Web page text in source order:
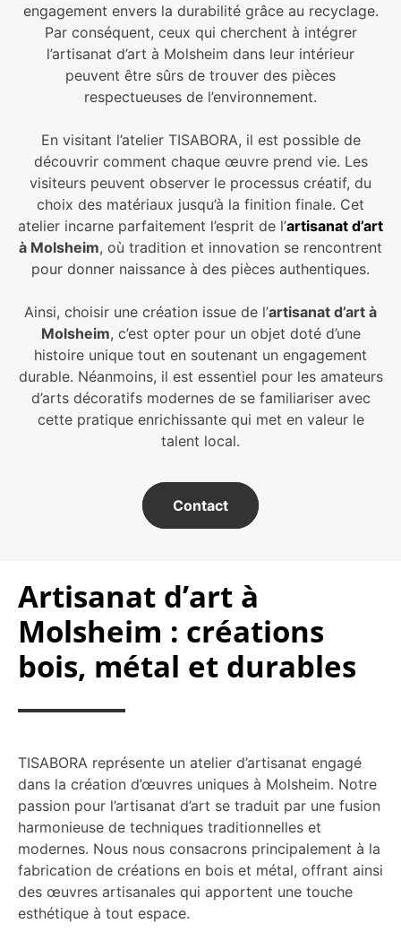
engagement envers la durabilité grâce au recyclage.
Par conséquent, ceux qui cherchent à intégrer
l’artisanat d’art à Molsheim dans leur intérieur
peuvent être sûrs de trouver des pièces
respectueuses de l’environnement.
En visitant l’atelier TISABORA, il est possible de
découvrir comment chaque œuvre prend vie. Les
visiteurs peuvent observer le processus créatif, du
choix des matériaux jusqu’à la finition finale. Cet
atelier incarne parfaitement l’esprit de l’artisanat d’art
à Molsheim, où tradition et innovation se rencontrent
pour donner naissance à des pièces authentiques.
Ainsi, choisir une création issue de l’artisanat d’art à
Molsheim, c’est opter pour un objet doté d’une
histoire unique tout en soutenant un engagement
durable. Néanmoins, il est essentiel pour les amateurs
d’arts décoratifs modernes de se familiariser avec
cette pratique enrichissante qui met en valeur le
talent local.
Contact
Artisanat d’art à
Molsheim : créations
bois, métal et durables
TISABORA représente un atelier d’artisanat engagé
dans la création d’œuvres uniques à Molsheim. Notre
passion pour l’artisanat d’art se traduit par une fusion
harmonieuse de techniques traditionnelles et
modernes. Nous nous consacrons principalement à la
fabrication de créations en bois et métal, offrant ainsi
des œuvres artisanales qui apportent une touche
esthétique à tout espace.